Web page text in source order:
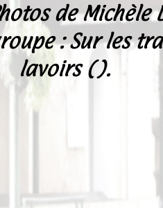
de Michèle
: Sur les
lavoirs ( ).